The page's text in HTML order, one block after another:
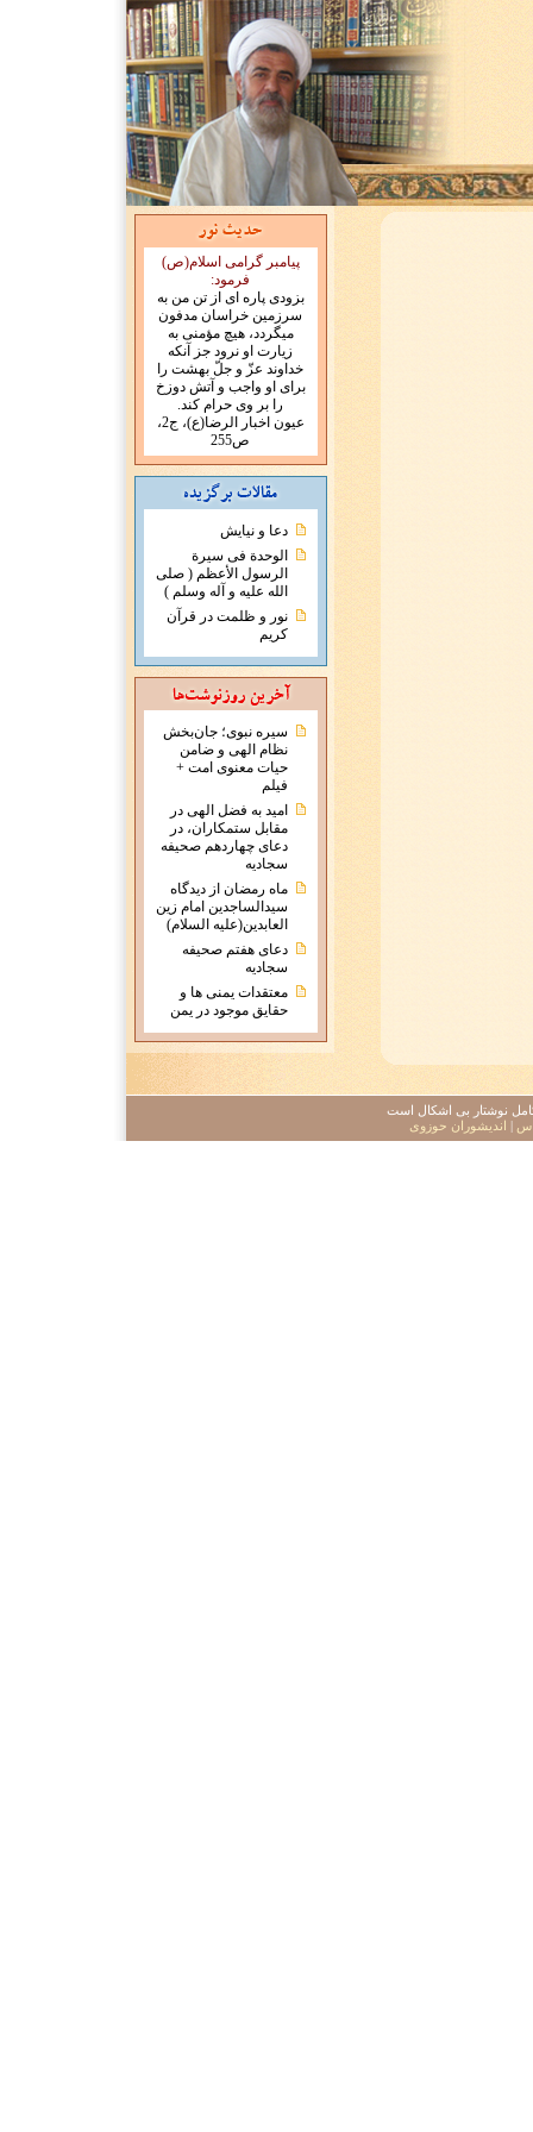
پیامبر گرامی اسلام(ص)
فرمود:
بزودى پاره اى از تن من به
سرزمين خراسان مدفون
ميگردد، هيچ مؤمنى به
زيارت او نرود جز آنكه
خداوند عزّ و جلّ بهشت را
براى او واجب و آتش دوزخ
را بر وى حرام کند.
عیون اخبار الرضا(ع)، ج2،
ص255
دعا و نیایش
الوحدة فی سیرة
الرسول الأعظم ( صلی
الله علیه و آله وسلم )
نور و ظلمت در قرآن
کریم
سیره نبوی؛ جان‌بخش
نظام الهی و ضامن
حیات معنوی امت +
فیلم
امید به فضل الهی در
مقابل ستمکاران، در
دعای چهاردهم صحیفه
سجادیه
ماه رمضان از دیدگاه
سیدالساجدین امام زین
العابدین(علیه السلام)
دعای هفتم صحیفه
سجادیه
معتقدات يمنی ها و
حقايق موجود در يمن
کامل نوشتار بی اشکال است
| اندیشوران حوزوی